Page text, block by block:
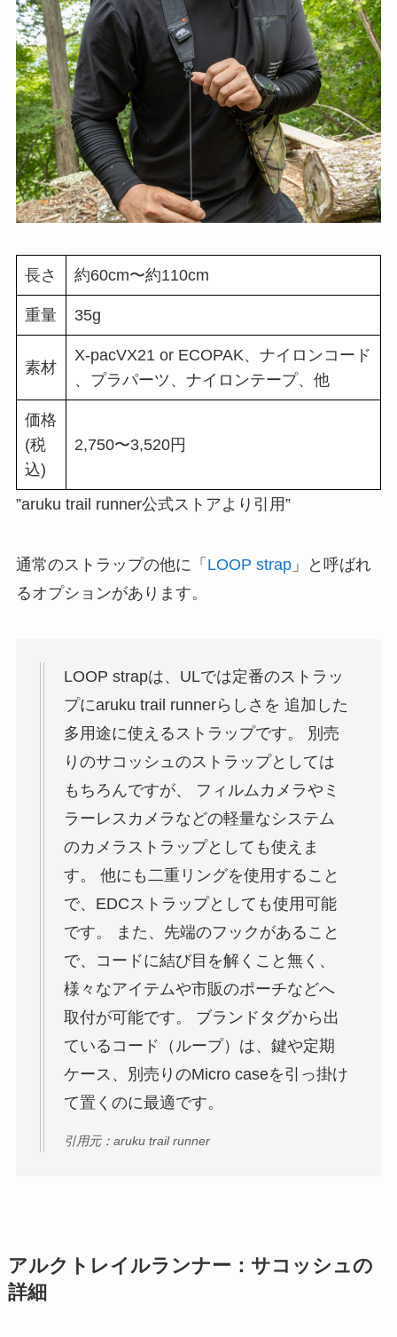
長さ 約60cm〜約110cm
重量 35g
素材
X-pacVX21 or ECOPAK、ナイロンコード
、プラパーツ、ナイロンテープ、他
価格
(税
込)
2,750〜3,520円
”aruku trail runner公式ストアより引用”
通常のストラップの他に「 LOOP strap」と呼ばれ
るオプションがあります。
LOOP strapは、ULでは定番のストラッ
プにaruku trail runnerらしさを 追加した
多用途に使えるストラップです。 別売
りのサコッシュのストラップとしては
もちろんですが、 フィルムカメラやミ
ラーレスカメラなどの軽量なシステム
のカメラストラップとしても使えま
す。 他にも二重リングを使用すること
で、EDCストラップとしても使用可能
です。 また、先端のフックがあること
で、コードに結び目を解くこと無く、
様々なアイテムや市販のポーチなどへ
取付が可能です。 ブランドタグから出
ているコード（ループ）は、鍵や定期
ケース、別売りのMicro caseを引っ掛け
て置くのに最適です。
引用元：aruku trail runner
アルクトレイルランナー：サコッシュの
詳細